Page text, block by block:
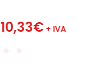
10,33€ + IVA